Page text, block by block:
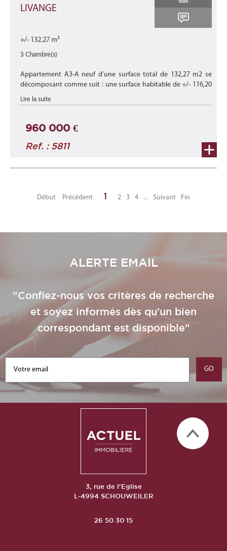
LIVANGE
+/- 132.27 m²
3 Chambre(s)
Appartement A3-A neuf d'une surface total de 132,27 m2 se
décomposant comme suit : une surface habitable de +/- 116,20
m2 avec une terrasse de +/- 13,61 m2 et un balcon de +/- 2,46
m2 au 1er étage ...
Lire la suite
960 000 €
Ref. : 5811
Début Précédent 1 2 3 4 ... Suivant Fin
ALERTE EMAIL
"Confiez-nous vos critères de recherche
et soyez informés dès qu'un bien
correspondant est disponible"
3, rue de l'Eglise
L-4994 SCHOUWEILER
26 50 30 15